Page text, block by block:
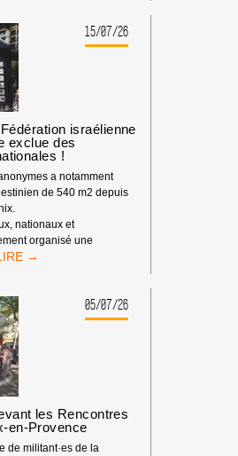
15/07/26
israélienne
exclue des
!
a notamment
de 540 m2 depuis
nationaux et
organisé une
05/07/26
les Rencontres
en-Provence
de militant·es de la